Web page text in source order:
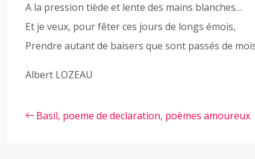
A la pression tiède et lente des mains blanches…
Et je veux, pour fêter ces jours de longs émois,
Prendre autant de baisers que sont passés de
Albert LOZEAU
Basil, poeme de declaration, poèmes amoureux